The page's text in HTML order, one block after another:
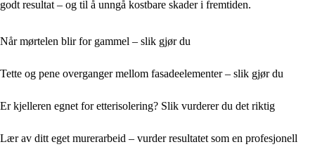
godt resultat – og til å unngå kostbare skader i fremtiden.
Når mørtelen blir for gammel – slik gjør du
Tette og pene overganger mellom fasadeelementer – slik gjør du
Er kjelleren egnet for etterisolering? Slik vurderer du det riktig
Lær av ditt eget murerarbeid – vurder resultatet som en profesjonell